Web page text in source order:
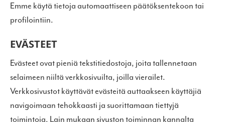
Emme käytä tietoja automaattiseen päätöksentekoon tai
profilointiin.
EVÄSTEET
Evästeet ovat pieniä tekstitiedostoja, joita tallennetaan
selaimeen niiltä verkkosivuilta, joilla vierailet.
Verkkosivustot käyttävät evästeitä auttaakseen käyttäjiä
navigoimaan tehokkaasti ja suorittamaan tiettyjä
toimintoja. Lain mukaan sivuston toiminnan kannalta